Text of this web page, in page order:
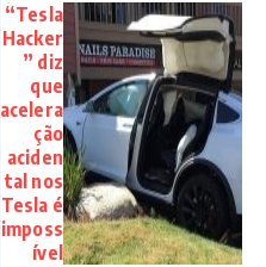
“Tesla
Hacker
” diz
que
acelera
ção
aciden
tal nos
Tesla é
imposs
ível